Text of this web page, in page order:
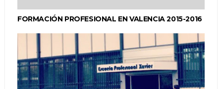
FORMACIÓN PROFESIONAL EN VALENCIA 2015-2016